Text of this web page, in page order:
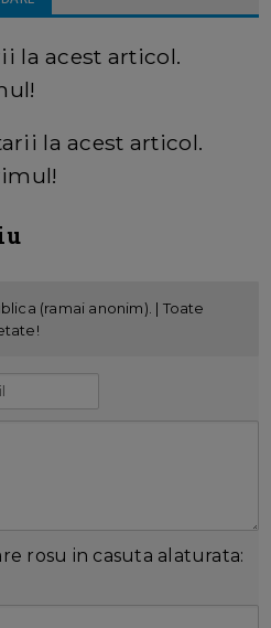
la acest articol.
la acest articol.
(ramai anonim). | Toate
rosu in casuta alaturata: